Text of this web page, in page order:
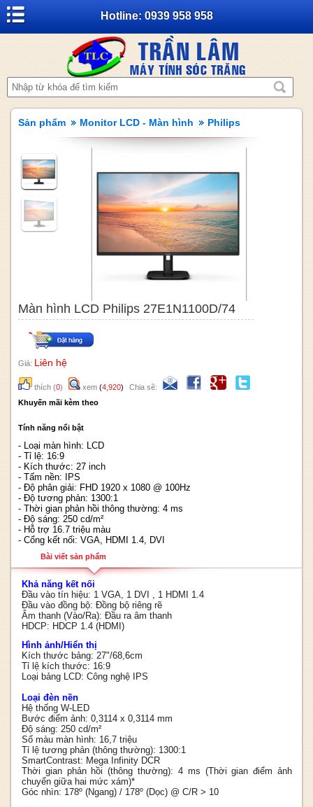
Hotline: 0939 958 958
Sản phẩm Monitor LCD - Màn hình Philips
Màn hình LCD Philips 27E1N1100D/74
Giá: Liên hệ
thích (0) xem (4,920)
Chia sẽ:
Khuyến mãi kèm theo
Tính năng nổi bật
- Loại màn hình: LCD
- Tỉ lệ: 16:9
- Kích thước: 27 inch
- Tấm nền: IPS
- Độ phân giải: FHD 1920 x 1080 @ 100Hz
- Độ tương phản: 1300:1
- Thời gian phản hồi thông thường: 4 ms
- Độ sáng: 250 cd/m²
- Hỗ trợ 16.7 triệu màu
- Cổng kết nối: VGA, HDMI 1.4, DVI
Bài viết sản phẩm
Khả năng kết nối
Đầu vào tín hiệu: 1 VGA, 1 DVI , 1 HDMI 1.4
Đầu vào đồng bộ: Đồng bộ riêng rẽ
Âm thanh (Vào/Ra): Đầu ra âm thanh
HDCP: HDCP 1.4 (HDMI)
Hình ảnh/Hiển thị
Kích thước bảng: 27"/68,6cm
Tỉ lệ kích thước: 16:9
Loại bảng LCD: Công nghệ IPS
Loại đèn nền
Hệ thống W-LED
Bước điểm ảnh: 0,3114 x 0,3114 mm
Độ sáng: 250 cd/m²
Số màu màn hình: 16,7 triệu
Tỉ lệ tương phản (thông thường): 1300:1
SmartContrast: Mega Infinity DCR
Thời gian phản hồi (thông thường): 4 ms (Thời gian điểm ảnh
chuyển giữa hai mức xám)*
Góc nhìn: 178º (Ngang) / 178º (Dọc) @ C/R > 10